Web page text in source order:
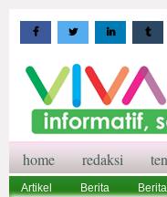
home redaksi
Artikel Berita